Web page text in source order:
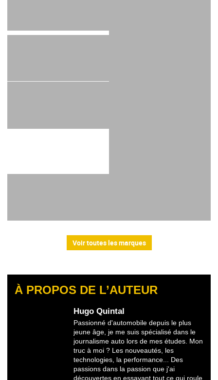
Voir toutes les marques
À PROPOS DE L’AUTEUR
Hugo Quintal
Passionné d'automobile depuis le plus
jeune âge, je me suis spécialisé dans le
journalisme auto lors de mes études. Mon
truc à moi ? Les nouveautés, les
technologies, la performance... Des
passions dans la passion que j'ai
découvertes en essayant tout ce qui roule